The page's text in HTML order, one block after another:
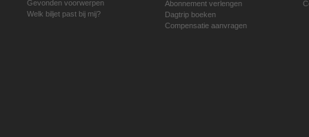
Gevonden voorwerpen
Welk biljet past bij mij?
Abonnement verlengen
Dagtrip boeken
Compensatie aanvragen